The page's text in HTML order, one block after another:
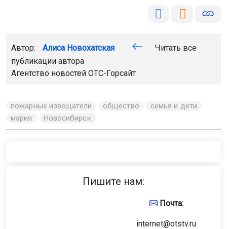
Автор: Алиса Новохатская
Читать все
публикации автора
Агентство новостей ОТС-Горсайт
пожарные извещатели общество
семья и дети
мэрия
Новосибирск
Пишите нам:
Почта:
internet@otstv.ru